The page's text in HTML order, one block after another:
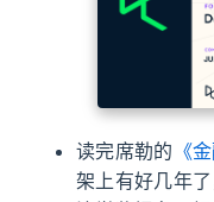
读完席勒的 《
架上有好几年